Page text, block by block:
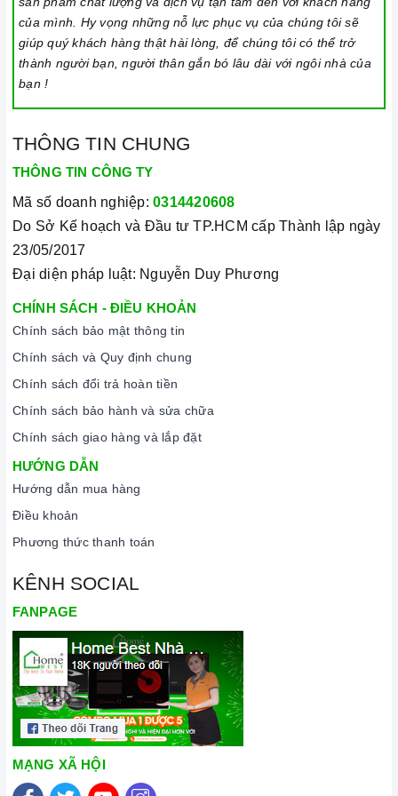
máy để ngăn bụi bẩn và côn trùng xâm nhập.
3. Tại sao nên chọn mua sản phẩm tại Home Best?
Cam kết hàng chính hãng:
rõ ràng.
Chế độ hỗ trợ bảo hành linh hoạt:
lắp đặt, chế độ bảo hành chính hãng, hậu mãi chuyên
nghiệp, đảm bảo rằng quý khách sẽ có trải nghiệm tuyệt vời
và không gặp bất kỳ khó khăn nào trong quá trình sử dụng
hành cùng quý khách trong quá trình mua sắm và sử dụng
sản phẩm.
Đến với Home Best, chúng tôi tự hào cung cấp đến khách hàng
đa dạng các dòng
chất lượng và nguồn gốc sản phẩm chính hãng. Chúng tôi tự
tin mang đến cho quý khách hàng dịch vụ chăm sóc khách
hàng tận tâm và chính sách bảo hành, hậu mãi chuyên nghiệp
nhất.
Xem thêm tại đây:
chữa thiết bị nhà bếp cao cấp
của mình. Hy vọng những nỗ lực phục vụ của chúng tôi sẽ
giúp quý khách hàng thật hài lòng, để chúng tôi có thể trở
thành người bạn, người thân gắn bó lâu dài với ngôi nhà của
bạn !
THÔNG TIN CHUNG
THÔNG TIN CÔNG TY
Mã số doanh nghiệp: 0314420608
Do Sở Kế hoạch và Đầu tư TP.HCM cấp Thành lập ngày
23/05/2017
Đại diện pháp luật: Nguyễn Duy Phương
CHÍNH SÁCH - ĐIỀU KHOẢN
Chính sách bảo mật thông tin
Chính sách và Quy định chung
Chính sách đổi trả hoàn tiền
Chính sách bảo hành và sửa chữa
Chính sách giao hàng và lắp đặt
HƯỚNG DẪN
Hướng dẫn mua hàng
Điều khoản
Phương thức thanh toán
KÊNH SOCIAL
FANPAGE
MẠNG XÃ HỘI